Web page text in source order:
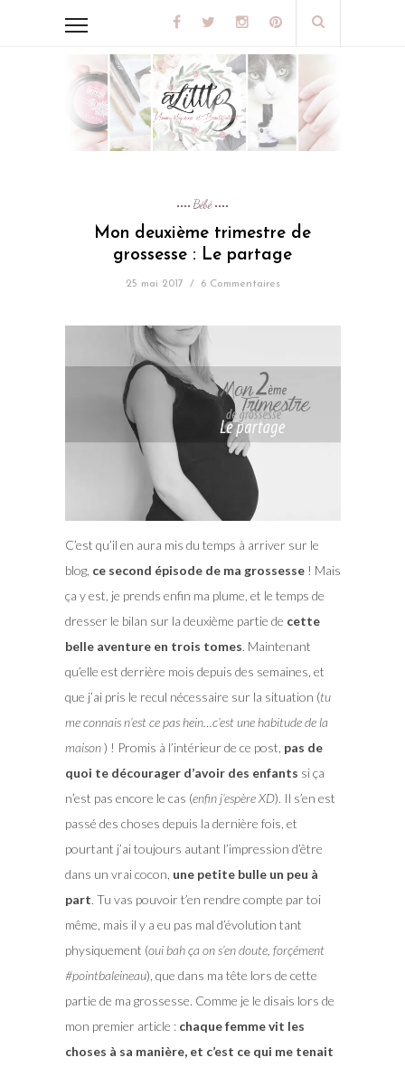
Bébé
Mon deuxième trimestre de
grossesse : Le partage
25 mai 2017 / 6 Commentaires
C’est qu’il en aura mis du temps à arriver sur le
blog, ce second épisode de ma grossesse! Mais
ça y est, je prends enfin ma plume, et le temps de
dresser le bilan sur la deuxième partie de cette
belle aventure en trois tomes. Maintenant
qu’elle est derrière mois depuis des semaines, et
que j’ai pris le recul nécessaire sur la situation (tu
me connais n’est ce pas hein…c’est une habitude de la
maison) ! Promis à l’intérieur de ce post, pas de
quoi te décourager d’avoir des enfants si ça
n’est pas encore le cas (enfin j’espère XD). Il s’en est
passé des choses depuis la dernière fois, et
pourtant j’ai toujours autant l’impression d’être
dans un vrai cocon, une petite bulle un peu à
part. Tu vas pouvoir t’en rendre compte par toi
même, mais il y a eu pas mal d’évolution tant
physiquement (oui bah ça on s’en doute, forçément
#pointbaleineau), que dans ma tête lors de cette
partie de ma grossesse. Comme je le disais lors de
mon premier article : chaque femme vit les
choses à sa manière, et c’est ce qui me tenait